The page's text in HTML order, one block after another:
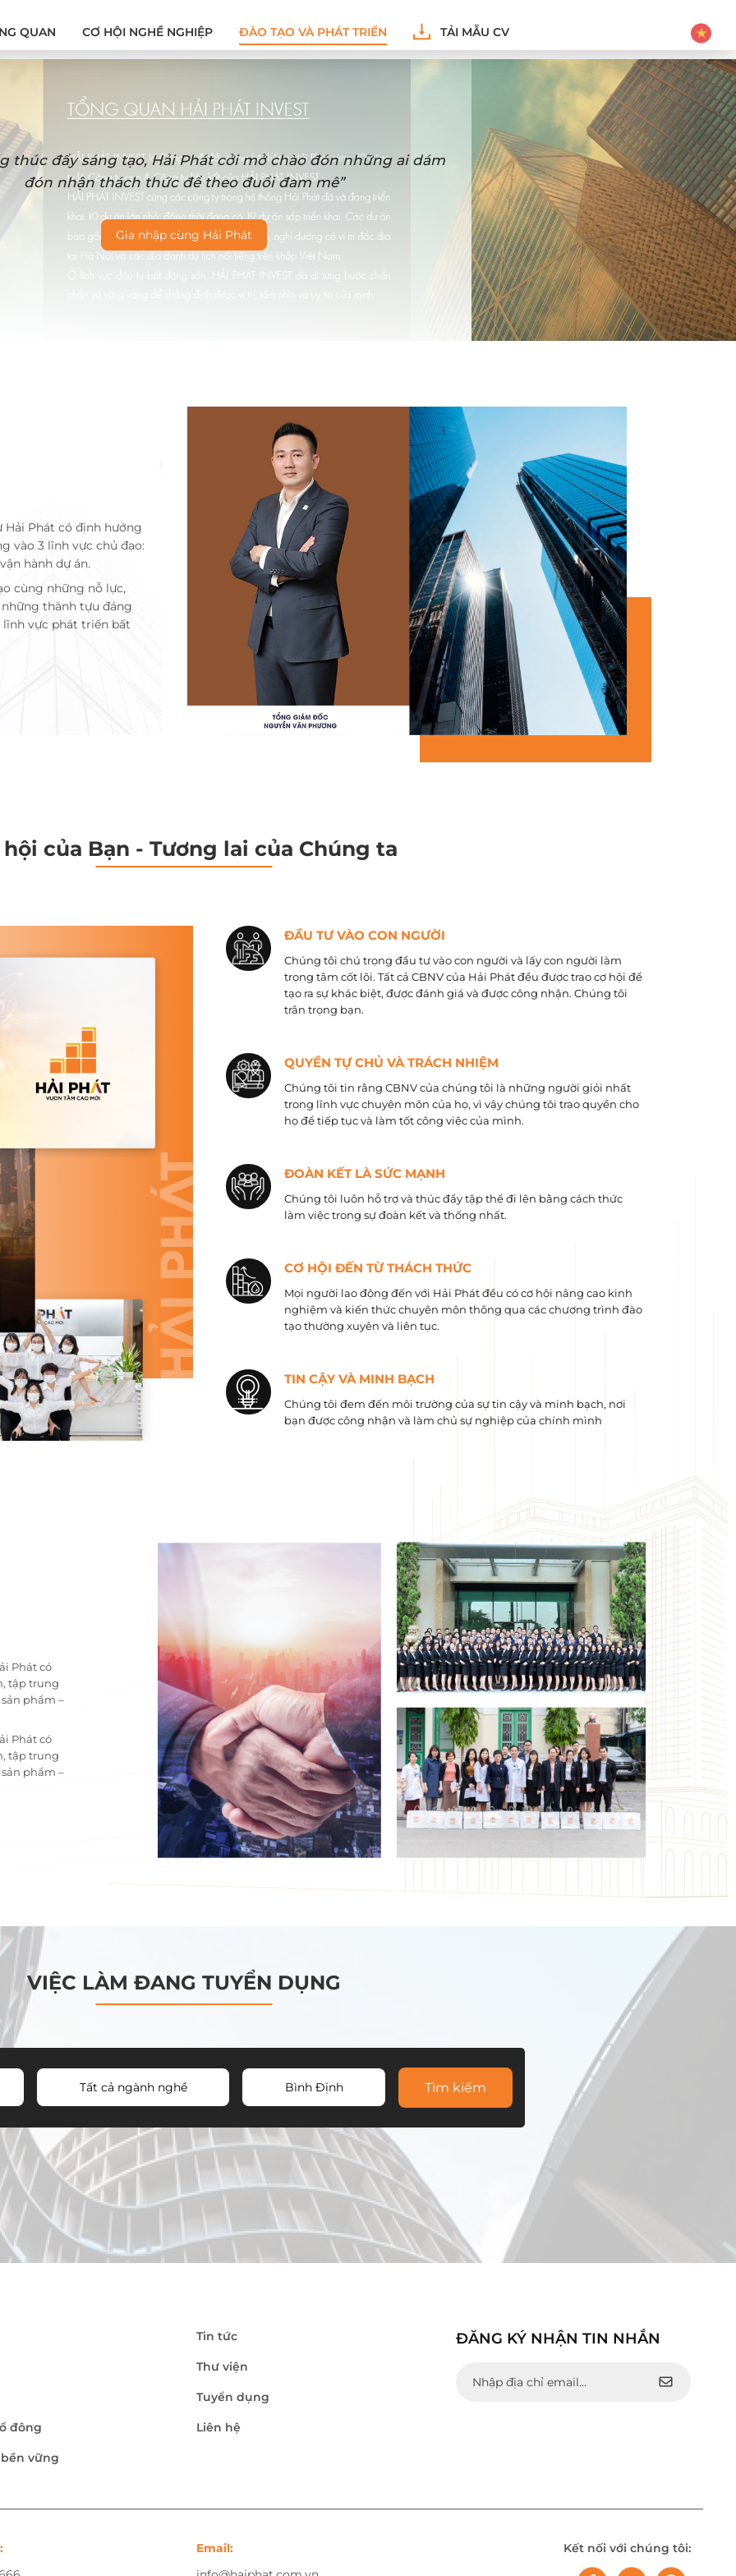
QUAN CƠ HỘI NGHỀ NGHIỆP ĐÀO TẠO VÀ PHÁT TRIỂN TẢI MẪU CV
thúc đẩy sáng tạo, Hải Phát cởi mở chào đón những ai dám
đón nhận thách thức để theo đuổi đam mê”
Gia nhập cùng Hải Phát
Hải Phát có định hướng
vào 3 lĩnh vực chủ đạo:
hành dự án.
cùng những nỗ lực,
những thành tựu đáng
vực phát triển bất
hội của Bạn - Tương lai của Chúng ta
ĐẦU TƯ VÀO CON NGƯỜI
Chúng tôi chú trọng đầu tư vào con người và lấy con người làm
trọng tâm cốt lõi. Tất cả CBNV của Hải Phát đều được trao cơ hội để
tạo ra sự khác biệt, được đánh giá và được công nhận. Chúng tôi
trân trọng bạn.
QUYỀN TỰ CHỦ VÀ TRÁCH NHIỆM
Chúng tôi tin rằng CBNV của chúng tôi là những người giỏi nhất
trong lĩnh vực chuyên môn của họ, vì vậy chúng tôi trao quyền cho
họ để tiếp tục và làm tốt công việc của mình.
ĐOÀN KẾT LÀ SỨC MẠNH
Chúng tôi luôn hỗ trợ và thúc đẩy tập thể đi lên bằng cách thức
làm việc trong sự đoàn kết và thống nhất.
CƠ HỘI ĐẾN TỪ THÁCH THỨC
Mọi người lao động đến với Hải Phát đều có cơ hội nâng cao kinh
nghiệm và kiến ​​thức chuyên môn thông qua các chương trình đào
tạo thường xuyên và liên tục.
TIN CẬY VÀ MINH BẠCH
Chúng tôi đem đến môi trường của sự tin cậy và minh bạch, nơi
bạn được công nhận và làm chủ sự nghiệp của chính mình
Phát có
tập trung
phẩm –
Phát có
tập trung
phẩm –
VIỆC LÀM ĐANG TUYỂN DỤNG
Tất cả ngành nghề Bình Định Tìm kiếm
đông
vững
Tin tức
Thư viện
Tuyển dụng
Liên hệ
ĐĂNG KÝ NHẬN TIN NHẮN
Email:
Kết nối với chúng tôi: